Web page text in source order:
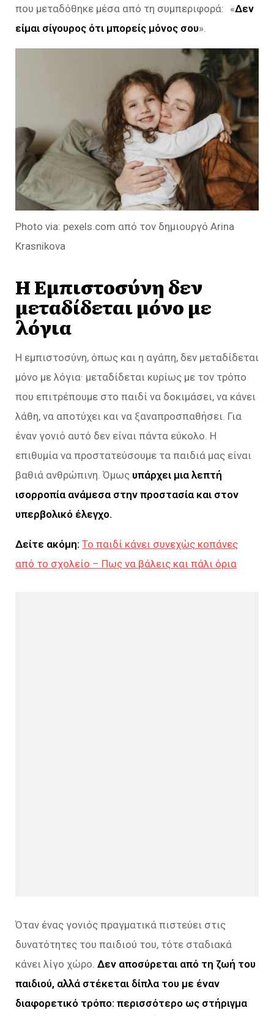
που μεταδόθηκε μέσα από τη συμπεριφορά: «Δεν
είμαι σίγουρος ότι μπορείς μόνος σου».
Photo via: pexels.com από τον δημιουργό Arina
Krasnikova
Η Εμπιστοσύνη δεν
μεταδίδεται μόνο με
λόγια
Η εμπιστοσύνη, όπως και η αγάπη, δεν μεταδίδεται
μόνο με λόγια· μεταδίδεται κυρίως με τον τρόπο
που επιτρέπουμε στο παιδί να δοκιμάσει, να κάνει
λάθη, να αποτύχει και να ξαναπροσπαθήσει. Για
έναν γονιό αυτό δεν είναι πάντα εύκολο. Η
επιθυμία να προστατεύσουμε τα παιδιά μας είναι
βαθιά ανθρώπινη. Όμως υπάρχει μια λεπτή
ισορροπία ανάμεσα στην προστασία και στον
υπερβολικό έλεγχο.
Δείτε ακόμη: Το παιδί κάνει συνεχώς κοπάνες
από το σχολείο – Πως να βάλεις και πάλι όρια
Όταν ένας γονιός πραγματικά πιστεύει στις
δυνατότητες του παιδιού του, τότε σταδιακά
κάνει λίγο χώρο. Δεν αποσύρεται από τη ζωή του
παιδιού, αλλά στέκεται δίπλα του με έναν
διαφορετικό τρόπο: περισσότερο ως στήριγμα